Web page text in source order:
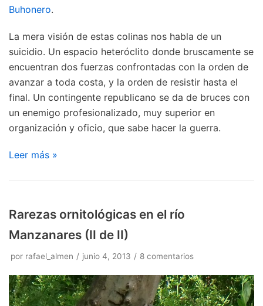
Buhonero.
La mera visión de estas colinas nos habla de un
suicidio. Un espacio heteróclito donde bruscamente se
encuentran dos fuerzas confrontadas con la orden de
avanzar a toda costa, y la orden de resistir hasta el
final. Un contingente republicano se da de bruces con
un enemigo profesionalizado, muy superior en
organización y oficio, que sabe hacer la guerra.
Leer más »
Rarezas ornitológicas en el río
Manzanares (II de II)
por rafael_almen junio 4, 2013 8 comentarios